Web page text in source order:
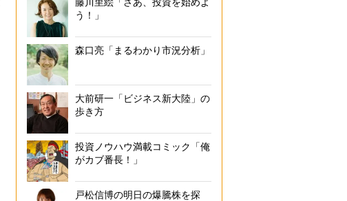
う！」
森口亮「まるわかり市況分析」
大前研一「ビジネス新大陸」の
歩き方
投資ノウハウ満載コミック「俺
がカブ番長！」
戸松信博の明日の爆騰株を探